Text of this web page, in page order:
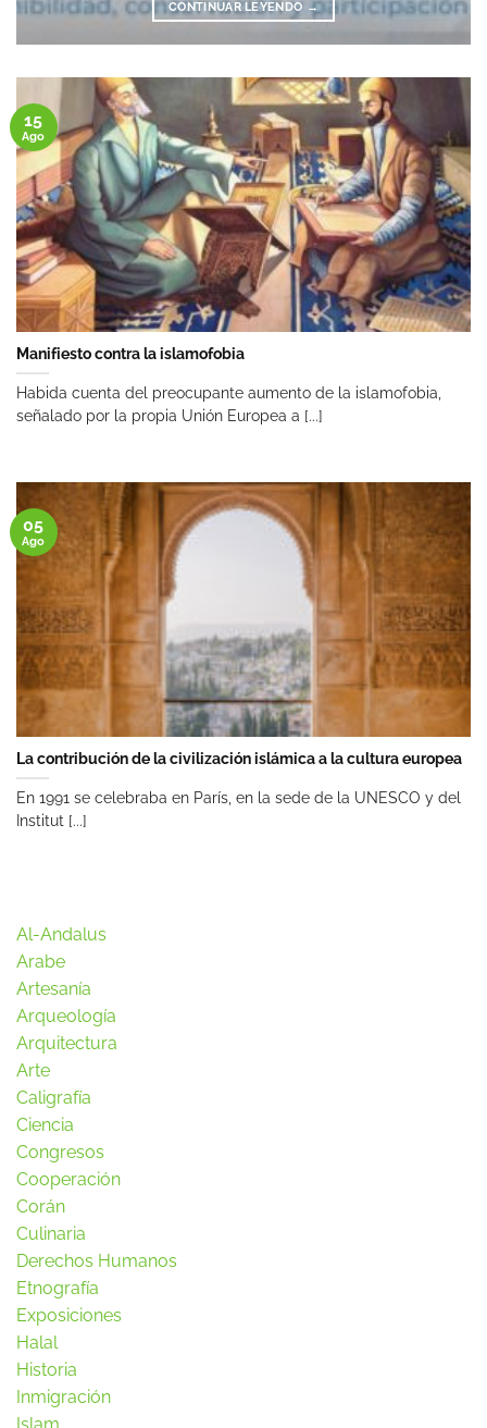
CONTINUAR LEYENDO →
Manifiesto contra la islamofobia
Habida cuenta del preocupante aumento de la islamofobia,
señalado por la propia Unión Europea a [...]
15
Ago
La contribución de la civilización islámica a la cultura europea
En 1991 se celebraba en París, en la sede de la UNESCO y del
Institut [...]
05
Ago
Al-Andalus
Arabe
Artesanía
Arqueología
Arquitectura
Arte
Caligrafía
Ciencia
Congresos
Cooperación
Corán
Culinaria
Derechos Humanos
Etnografía
Exposiciones
Halal
Historia
Inmigración